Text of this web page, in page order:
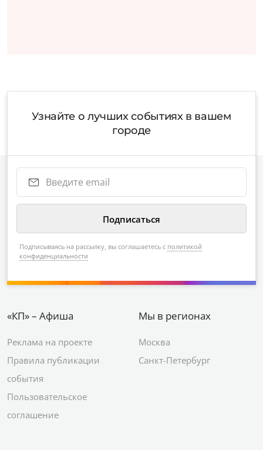
Узнайте о лучших событиях в вашем
городе
Подписываясь на рассылку, вы соглашаетесь с политикой
конфиденциальности
«КП» – Афиша
Реклама на проекте
Правила публикации
события
Пользовательское
соглашение
Мы в регионах
Москва
Санкт-Петербург